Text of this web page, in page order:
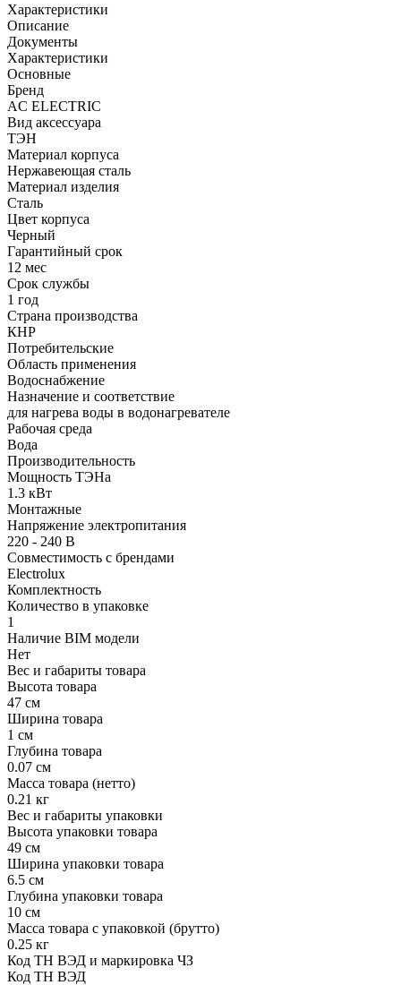
Характеристики
Описание
Документы
Характеристики
Основные
Бренд
AC ELECTRIC
Вид аксессуара
ТЭН
Материал корпуса
Нержавеющая сталь
Материал изделия
Сталь
Цвет корпуса
Черный
Гарантийный срок
12 мес
Срок службы
1 год
Страна производства
КНР
Потребительские
Область применения
Водоснабжение
Назначение и соответствие
для нагрева воды в водонагревателе
Рабочая среда
Вода
Производительность
Мощность ТЭНа
1.3 кВт
Монтажные
Напряжение электропитания
220 - 240 В
Совместимость с брендами
Electrolux
Комплектность
Количество в упаковке
1
Наличие BIM модели
Нет
Вес и габариты товара
Высота товара
47 см
Ширина товара
1 см
Глубина товара
0.07 см
Масса товара (нетто)
0.21 кг
Вес и габариты упаковки
Высота упаковки товара
49 см
Ширина упаковки товара
6.5 см
Глубина упаковки товара
10 см
Масса товара с упаковкой (брутто)
0.25 кг
Код ТН ВЭД и маркировка ЧЗ
Код ТН ВЭД